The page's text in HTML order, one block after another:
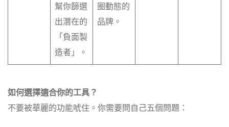
幫你篩選
出潛在的
「負面製
造者」。
圈動態的
品牌。
如何選擇適合你的工具？
不要被華麗的功能唬住。你需要問自己五個問題：